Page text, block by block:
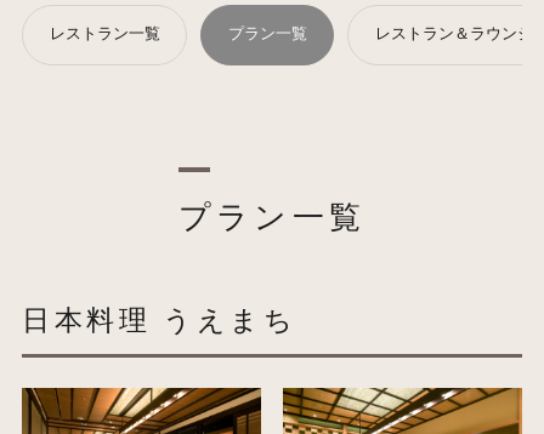
レストラン一覧 プラン一覧 レストラン＆ラウン
プラン一覧
日本料理 うえまち